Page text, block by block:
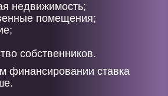
недвижимость;
помещения;
собственников.
финансировании ставка